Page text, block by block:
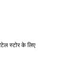
स्टोर के लिए